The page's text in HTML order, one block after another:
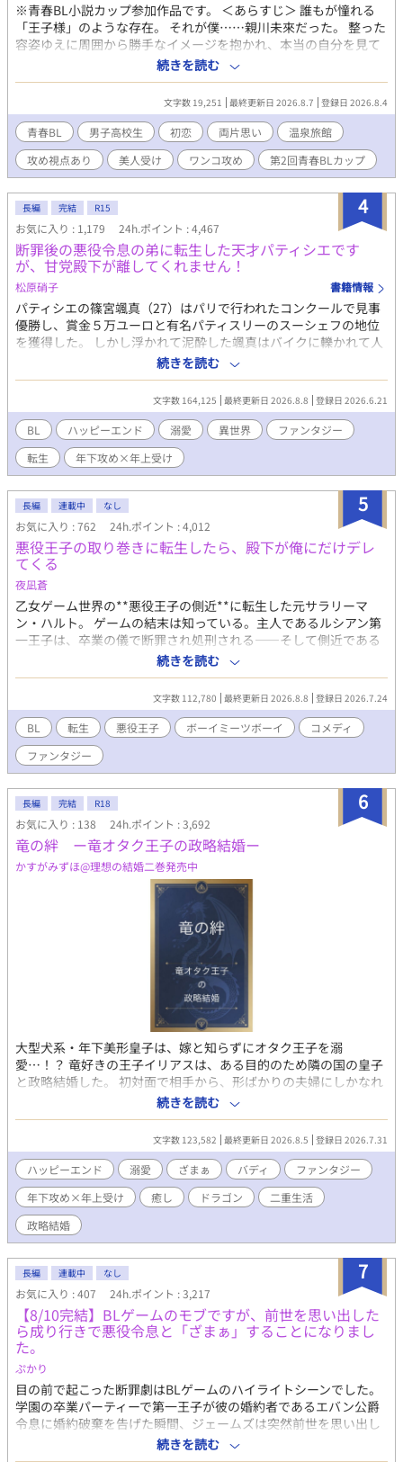
※青春BL小説カップ参加作品です。 ＜あらすじ＞ 誰もが憧れる
「王子様」のような存在。 それが僕……親川未來だった。 整った
容姿ゆえに周囲から勝手なイメージを抱かれ、本当の自分を見て
もらえないことに慣れていた未來。 そんな夏休み、祖父母が営む
山あいの旅館で、ひと夏を過ごすことになった。 慣れない旅館の
手伝いに戸惑う未來を、何かと気にかけてくれたのは、同級生の
北山迅。 偶然にも同じ町で夏を過ごすことになった彼は、ときど
き旅館の仕事を手伝いに来てくれる。 誰にでも分け隔てなく優し
くて、気づけば未來の毎日に欠かせない存在になっていく。 迅の
何気ない一言や優しさに触れるたび、止まっていた未來の心は少
しずつ変わっていく。 ひと夏の出会いから始まる、不器用な二人
の青春と初恋の物語。 高校生な二人の甘酸っぱいドキドキ感を楽
しんでいただけたらと思っています。
続きを読む
文字数 19,251 最終更新日 2026.8.7 登録日 2026.8.4
青春BL 男子高校生 初恋 両片思い
温泉旅館
攻め視点あり
美人受け ワンコ攻め 第2回青春BLカップ
4
長編 完結 R15
お気に入り : 1,179 24h.ポイント : 4,467
断罪後の悪役令息の弟に転生した天才パティシエです
が、甘党殿下が離してくれません！
松原硝子 書籍情報
パティシエの篠宮颯真（27）はパリで行われたコンクールで見事
優勝し、賞金５万ユーロと有名パティスリーのスーシェフの地位
を獲得した。 しかし浮かれて泥酔した颯真はバイクに轢かれて人
生を終える。 目覚めた颯真は友人が激推ししていたBLゲームの世
界に転生していた！ だが悪役令息の弟――エリオット・ペンブル
ックに転生してしまったうえに、前世の記憶を取りもどしたのは
兄・ヴィクターが断罪され、伯爵家がボロボロになった直後。 兄
は幽閉、一家も財産や領地の没収され、さらに王侯貴族の証とも
いえる魔力も失ってしまう。 残されたのは名ばかりの家名と王都
の屋敷だけ。 前世の記憶が戻ったエリオットは、家族を支えるた
めに身分を隠して王都のティーハウスでパティシエとして働き始
めた。 ある日、エリオットは店の前で倒れそうになっていたルー
クという少年を助ける。 11年後。エリオットはティーハウスのオ
ーナーに、王都で開催されるコンクールへの出場を勧められる。
優勝賞金は10万ベル。これだけあればしばらくは家族に楽をさせ
ることができると考えたエリオットは、賞金欲しさに出場を決意
する。 結果は見事優勝。 しかし翌日、王宮より使者がやってく
る。 呼び出し主は会ったこともないはずの第三王子で…！？ 最強
だけど執着溺愛が止まらない年下大型犬王子×恋愛に疎い天才パ
ティシエの王宮を舞台にしたサスペンス要素ありのラブコメで
す。
続きを読む
文字数 164,125 最終更新日 2026.8.8 登録日 2026.6.21
BL ハッピーエンド 溺愛 異世界
ファンタジー
転生
年下攻め×年上受け
5
長編 連載中 なし
お気に入り : 762 24h.ポイント : 4,012
悪役王子の取り巻きに転生したら、殿下が俺にだけデレ
てくる
夜凪蒼
乙女ゲーム世界の**悪役王子の側近**に転生した元サラリーマ
ン・ハルト。 ゲームの結末は知っている。主人であるルシアン第
一王子は、卒業の儀で断罪され処刑される——そして側近である
自分も、もれなく一緒に。 死にたくない。だから殿下の好感度を
上げて、処刑エンドを全力回避する。それだけのはずだった。 な
のにこの殿下、「凍った王子」と恐れられているくせに、俺にだ
け野良猫を見せてくるし、俺にだけ詩を読み聞かせてくるし、俺
にだけ——笑う。 「お前は、なぜ俺のそばにいる」 「取り巻きで
すから」 「……そうか」 筋書きを変えるだけのつもりだった。
こいつの笑顔を守りたくなるなんて、聞いてない。 --- ※本作は
『小説家になろう』『カクヨム』にも掲載しています。
続きを読む
文字数 112,780 最終更新日 2026.8.8 登録日 2026.7.24
BL 転生 悪役王子 ボーイミーツボーイ
コメディ
ファンタジー
6
長編 完結 R18
お気に入り : 138 24h.ポイント : 3,692
竜の絆 ー竜オタク王子の政略結婚ー
かすがみずほ@理想の結婚二巻発売中
大型犬系・年下美形皇子は、嫁と知らずにオタク王子を溺
愛…！？ 竜好きの王子イリアスは、ある目的のため隣の国の皇子
と政略結婚した。 初対面で相手から、形ばかりの夫婦にしかなれ
ないと言われたイリアスは、下っ端竜騎兵「リリヤ」に変装し
て、大好きな竜の研究ざんまいの日々を送る――かと思いきや、
そこでうっかり結婚相手の皇子、マリクと出会ってしまう。 正体
を隠したまま竜の乗り方を教えるうちに、皇子は自分の嫁とも知
らず、「リリヤ」に執着しはじめて…。 すれ違いながらも夫婦に
なっていく二人のコメディ寄りドラゴンファンタジー。 ハッピー
エンド&完結保証です！ ストーリー上、男性妊娠可能表現（オメ
ガバース ではない）があります。お楽しみください⭐︎ 攻 肉体
派 美形攻め 執着攻め 年下攻め 大型犬攻め 受 頭脳派 年
ー 異世界ファンタジー 癒し すれ違い じれじれ
続きを読む
文字数 123,582 最終更新日 2026.8.5 登録日 2026.7.31
ハッピーエンド 溺愛 ざまぁ バディ
ファンタジー
年下攻め×年上受け
癒し ドラゴン
二重生活
政略結婚
7
長編 連載中 なし
お気に入り : 407 24h.ポイント : 3,217
【8/10完結】BLゲームのモブですが、前世を思い出した
ら成り行きで悪役令息と「ざまぁ」することになりまし
た。
ぷかり
目の前で起こった断罪劇はBLゲームのハイライトシーンでした。
学園の卒業パーティーで第一王子が彼の婚約者であるエバン公爵
令息に婚約破棄を告げた瞬間、ジェームズは突然前世を思い出し
た。 どうやらここはBLゲームの世界で、自分はそのモブキャラら
しい。 とはいえ、全てがゲームの通りというわけではなく、現実
続きを読む